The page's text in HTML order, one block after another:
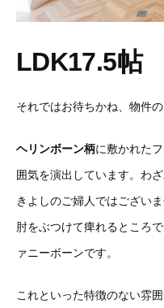
LDK17.5帖
それではお待ちかね、物件
ヘリンボーン柄に敷かれた
囲気を演出しています。わ
きよしのご婦人ではござい
肘をぶつけて痺れるところ
ァニーボーンです。
これといった特徴のない雰